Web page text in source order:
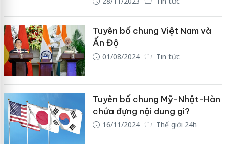
Tuyên bố chung Việt Nam và
Ấn Độ
01/08/2024 Tin tức
Tuyên bố chung Mỹ-Nhật-Hàn
chứa đựng nội dung gì?
16/11/2024 Thế giới 24h